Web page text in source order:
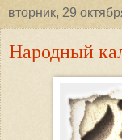
вторник, 29
Народный